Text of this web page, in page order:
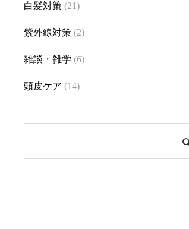
白髪対策 (21)
紫外線対策 (2)
雑談・雑学 (6)
頭皮ケア (14)